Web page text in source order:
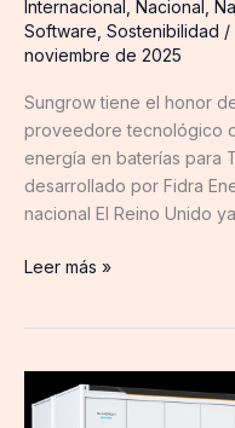
Internacional , Nacional ,
Software, Sostenibilidad /
noviembre de 2025
Sungrow tiene el honor
proveedore tecnológico
energía en baterías para
desarrollado por Fidra
nacional El Reino Unido
Leer más »
Renewables